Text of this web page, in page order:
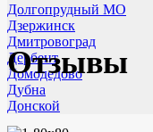
Долгопрудный МО
Дзержинск
Дмитровоград
Дербент
Домодедово
Дубна
Донской
Отзывы